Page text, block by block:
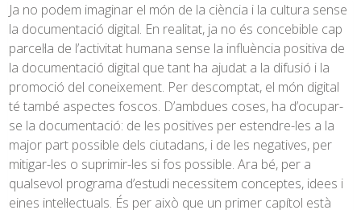
Ja no podem imaginar el món de la ciència i la cultura sense
la documentació digital. En realitat, ja no és concebible cap
parcel·la de l’activitat humana sense la influència positiva de
la documentació digital que tant ha ajudat a la difusió i la
promoció del coneixement. Per descomptat, el món digital
té també aspectes foscos. D’ambdues coses, ha d’ocupar-
se la documentació: de les positives per estendre-les a la
major part possible dels ciutadans, i de les negatives, per
mitigar-les o suprimir-les si fos possible. Ara bé, per a
qualsevol programa d’estudi necessitem conceptes, idees i
eines intel·lectuals. És per això que un primer capítol està